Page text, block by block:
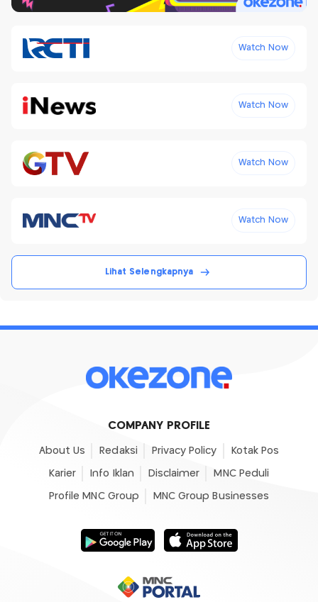
Watch Now
Watch Now
Watch Now
Watch Now
Lihat Selengkapnya
COMPANY PROFILE
About Us Redaksi Privacy Policy Kotak Pos
Karier Info Iklan Disclaimer MNC Peduli
Profile MNC Group MNC Group Businesses